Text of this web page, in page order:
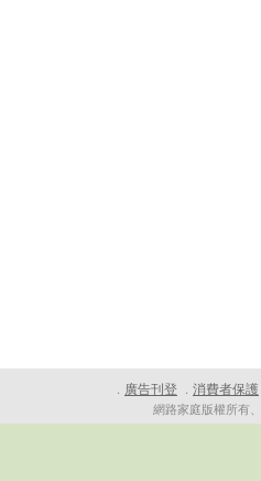
． 廣告刊登 ． 消費者保護
網路家庭版權所有